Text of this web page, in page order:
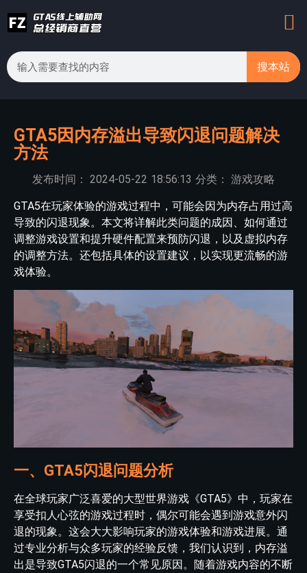
搜本站
GTA5因内存溢出导致闪退问题解决
方法
发布时间： 2024-05-22 18:56:13 分类： 游戏攻略
GTA5在玩家体验的游戏过程中，可能会因为内存占用过高
导致的闪退现象。本文将详解此类问题的成因、如何通过
调整游戏设置和提升硬件配置来预防闪退，以及虚拟内存
的调整方法。还包括具体的设置建议，以实现更流畅的游
戏体验。
一、GTA5闪退问题分析
在全球玩家广泛喜爱的大型世界游戏《GTA5》中，玩家在
享受扣人心弦的游戏过程时，偶尔可能会遇到游戏意外闪
退的现象。这会大大影响玩家的游戏体验和游戏进展。通
过专业分析与众多玩家的经验反馈，我们认识到，内存溢
出是导致GTA5闪退的一个常见原因。随着游戏内容的不断